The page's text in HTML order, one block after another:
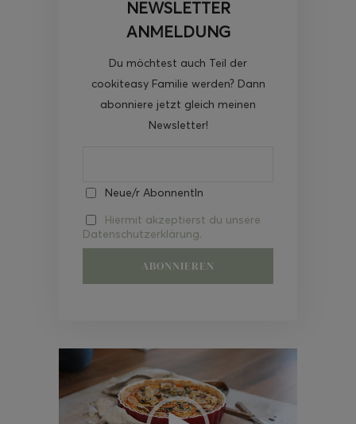
NEWSLETTER
ANMELDUNG
Du möchtest auch Teil der
cookiteasy Familie werden? Dann
abonniere jetzt gleich meinen
Newsletter!
Neue/r AbonnentIn
Hiermit akzeptierst du unsere
Datenschutzerklärung.
Video-